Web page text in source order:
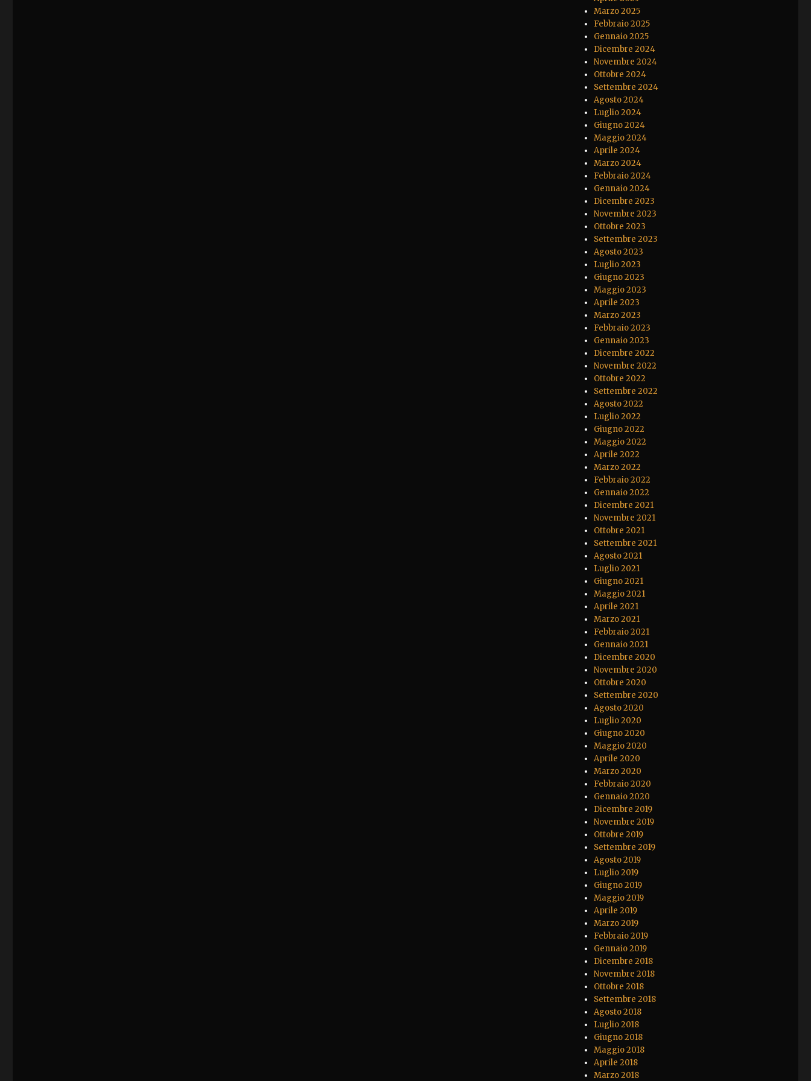
Marzo 2025
Febbraio 2025
Gennaio 2025
Dicembre 2024
Novembre 2024
Ottobre 2024
Settembre 2024
Agosto 2024
Luglio 2024
Giugno 2024
Maggio 2024
Aprile 2024
Marzo 2024
Febbraio 2024
Gennaio 2024
Dicembre 2023
Novembre 2023
Ottobre 2023
Settembre 2023
Agosto 2023
Luglio 2023
Giugno 2023
Maggio 2023
Aprile 2023
Marzo 2023
Febbraio 2023
Gennaio 2023
Dicembre 2022
Novembre 2022
Ottobre 2022
Settembre 2022
Agosto 2022
Luglio 2022
Giugno 2022
Maggio 2022
Aprile 2022
Marzo 2022
Febbraio 2022
Gennaio 2022
Dicembre 2021
Novembre 2021
Ottobre 2021
Settembre 2021
Agosto 2021
Luglio 2021
Giugno 2021
Maggio 2021
Aprile 2021
Marzo 2021
Febbraio 2021
Gennaio 2021
Dicembre 2020
Novembre 2020
Ottobre 2020
Settembre 2020
Agosto 2020
Luglio 2020
Giugno 2020
Maggio 2020
Aprile 2020
Marzo 2020
Febbraio 2020
Gennaio 2020
Dicembre 2019
Novembre 2019
Ottobre 2019
Settembre 2019
Agosto 2019
Luglio 2019
Giugno 2019
Maggio 2019
Aprile 2019
Marzo 2019
Febbraio 2019
Gennaio 2019
Dicembre 2018
Novembre 2018
Ottobre 2018
Settembre 2018
Agosto 2018
Luglio 2018
Giugno 2018
Maggio 2018
Aprile 2018
Marzo 2018